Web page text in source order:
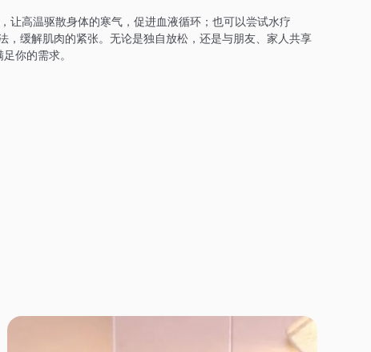
让高温驱散身体的寒气，促进血液循环；也可以尝试水疗
，缓解肌肉的紧张。无论是独自放松，还是与朋友、家人共享
你的需求。